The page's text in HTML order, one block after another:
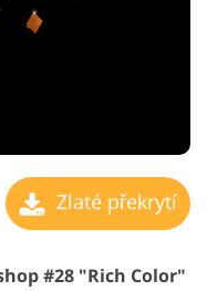
Zlaté překrytí
#28 "Rich Color"